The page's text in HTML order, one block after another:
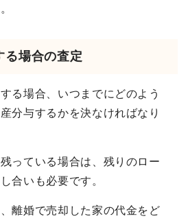
る場合の査定
る場合、いつまでにどのよう
分与するかを決なければなり
っている場合は、残りのロー
合いも必要です。
離婚で売却した家の代金をど